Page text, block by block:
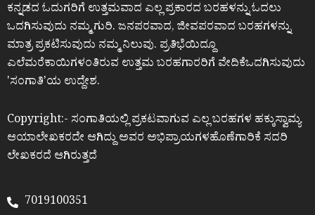
ಕನ್ನಡದ ಓದುಗರಿಗೆ ಉತ್ತಮವಾದ ಎಲ್ಲ ಪ್ರಕಾರದ ಬರಹಳನ್ನು ಓದಲು
ಒದಗಿಸುವುದು ನಮ್ಮ ಗುರಿ. ಜನಪರವಾದ, ಜೀವಪರವಾದ ಬರಹಗಳನ್ನು
ಮಾತ್ರ ಪ್ರಕಟಿಸುವುದು ನಮ್ಮ ನಿಲುವು. ಪ್ರತಿಭೆಯಿದ್ದೂ
ಎಲೆಮರೆಕಾಯಿಗಳಂತಿರುವ ಉತ್ತಮ ಬರಹಗಾರರಿಗೆ ವೇದಿಕೆಒದಗಿಸುವುದು
ʼಸಂಗಾತಿʼಯ ಉದ್ದೇಶ.
Copyright:- ಸಂಗಾತಿಯಲ್ಲಿ ಪ್ರಕಟವಾಗುವ ಎಲ್ಲ ಬರಹಗಳ ಹಕ್ಕುಸ್ವಾಮ್ಯ
ಆಯಾಲೇಖಕರದೇ ಆಗಿದ್ದು ಅವರ ಅಭಿಪ್ರಾಯಗಳಹೊಣೆಗಾರಿಕೆ ಸದರಿ
ಲೇಖಕರದೆ ಆಗಿರುತ್ತದೆ
7019100351